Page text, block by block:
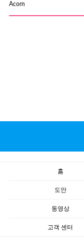
Acorn
홈
도안
동영상
고객 센터